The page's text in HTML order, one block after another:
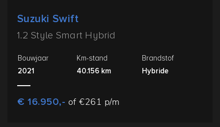
Suzuki Swift
1.2 Style Smart Hybrid
Bouwjaar
2021
Km-stand
40.156 km
Brandstof
Hybride
€ 16.950,- of €261 p/m